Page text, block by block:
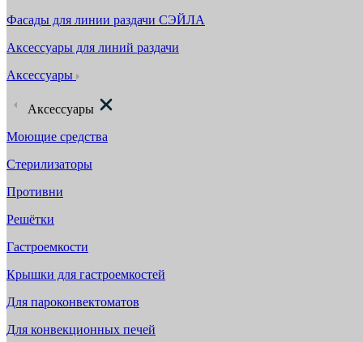
Фасады для линии раздачи СЭЙЛА
Аксессуары для линий раздачи
Аксессуары
Аксессуары
Моющие средства
Стерилизаторы
Противни
Решётки
Гастроемкости
Крышки для гастроемкостей
Для пароконвектоматов
Для конвекционных печей